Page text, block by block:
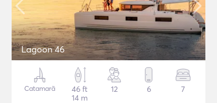
Lagoon 46
Catamarã
46 ft
14 m
12 6 7